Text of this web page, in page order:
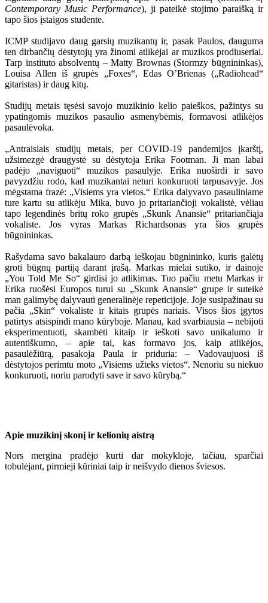
Contemporary Music Performance), ji pateikė stojimo paraišką ir
tapo šios įstaigos studente.
ICMP studijavo daug garsių muzikantų ir, pasak Paulos, dauguma
ten dirbančių dėstytojų yra žinomi atlikėjai ar muzikos prodiuseriai.
Tarp instituto absolventų – Matty Brownas (Stormzy būgnininkas),
Louisa Allen iš grupės „Foxes“, Edas O’Brienas („Radiohead“
gitaristas) ir daug kitų.
Studijų metais tęsėsi savojo muzikinio kelio paieškos, pažintys su
ypatingomis muzikos pasaulio asmenybėmis, formavosi atlikėjos
pasaulėvoka.
„Antraisiais studijų metais, per COVID-19 pandemijos įkarštį,
užsimezgė draugystė su dėstytoja Erika Footman. Ji man labai
padėjo „naviguoti“ muzikos pasaulyje. Erika nuoširdi ir savo
pavyzdžiu rodo, kad muzikantai neturi konkuruoti tarpusavyje. Jos
mėgstama frazė: „Visiems yra vietos.“ Erika dalyvavo pasauliniame
ture kartu su atlikėju Mika, buvo jo pritariančioji vokalistė, vėliau
tapo legendinės britų roko grupės „Skunk Anansie“ pritariančiąja
vokaliste. Jos vyras Markas Richardsonas yra šios grupės
būgnininkas.
Rašydama savo bakalauro darbą ieškojau būgnininko, kuris galėtų
groti būgnų partiją darant įrašą. Markas mielai sutiko, ir dainoje
„You Told Me So“ girdisi jo atlikimas. Tuo pačiu metu Markas ir
Erika ruošėsi Europos turui su „Skunk Anansie“ grupe ir suteikė
man galimybę dalyvauti generalinėje repeticijoje. Joje susipažinau su
pačia „Skin“ vokaliste ir kitais grupės nariais. Visos šios įgytos
patirtys atsispindi mano kūryboje. Manau, kad svarbiausia – nebijoti
eksperimentuoti, skambėti kitaip ir ieškoti savo unikalumo ir
autentiškumo, – apie tai, kas formavo jos, kaip atlikėjos,
pasaulėžiūrą, pasakoja Paula ir priduria: – Vadovaujuosi iš
dėstytojos perimtu moto „Visiems užteks vietos“. Nenoriu su niekuo
konkuruoti, noriu parodyti save ir savo kūrybą.“
Apie muzikinį skonį ir kelionių aistrą
Nors mergina pradėjo kurti dar mokykloje, tačiau, sparčiai
tobulėjant, pirmieji kūriniai taip ir neišvydo dienos šviesos.